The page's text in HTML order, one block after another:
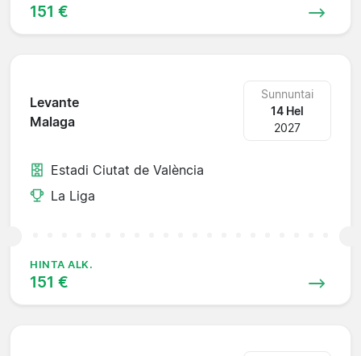
151 €
Levante
Malaga
Sunnuntai
14 Hel
2027
Estadi Ciutat de València
La Liga
HINTA ALK.
151 €